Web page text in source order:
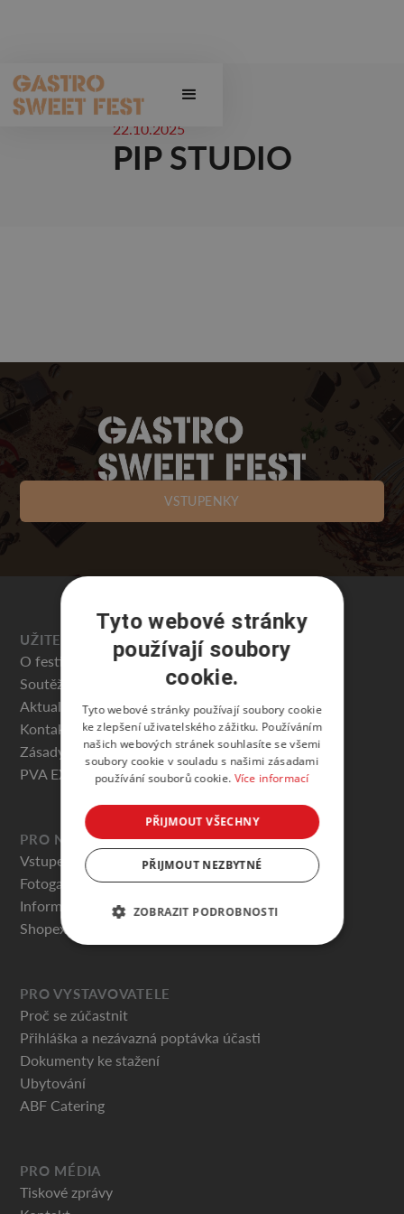
22.10.2025
PIP STUDIO
VSTUPENKY
UŽITEČNÉ
O festivalu
Soutěže
Aktuality
Kontakty
Zásady ochrany osobních údajů
PVA EXPO PRAHA
PRO NÁVŠTĚVNÍKY
Vstupenky
Fotogalerie
Informace pro návštěvníky
Shopex.cz
PRO VYSTAVOVATELE
Proč se zúčastnit
Přihláška a nezávazná poptávka účasti
Dokumenty ke stažení
Ubytování
ABF Catering
PRO MÉDIA
Tiskové zprávy
Tyto webové stránky
používají soubory
cookie.
Tyto webové stránky používají soubory cookie
ke zlepšení uživatelského zážitku. Používáním
našich webových stránek souhlasíte se všemi
soubory cookie v souladu s našimi zásadami
používání souborů cookie. Více informací
PŘIJMOUT VŠECHNY
PŘIJMOUT NEZBYTNÉ
ZOBRAZIT PODROBNOSTI